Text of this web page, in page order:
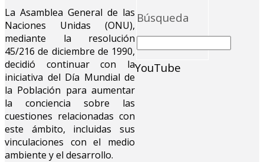
Búsqueda
La Asamblea General de las
Naciones Unidas (ONU),
mediante la resolución
45/216 de diciembre de 1990,
decidió continuar con la
iniciativa del Día Mundial de
la Población para aumentar
la conciencia sobre las
cuestiones relacionadas con
este ámbito, incluidas sus
vinculaciones con el medio
ambiente y el desarrollo.
YouTube